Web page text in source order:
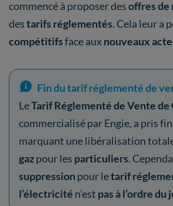
commencé à proposer desoffres de
destarifs réglementés. Cela leur a
compétitifsface auxnouveaux
Fin du tarif réglementé de
LeTarif Réglementé de Vente de
commercialisé par Engie, a pris
marquant une libéralisation
gazpour les particuliers.
suppressionpour letarif
l’électricité n’est pas à l’ordre du